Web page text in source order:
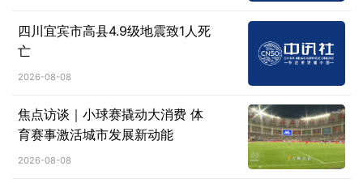
四川宜宾市高县4.9级地震致1人死
亡
2026-08-08
焦点访谈｜小球赛撬动大消费 体
育赛事激活城市发展新动能
2026-08-08